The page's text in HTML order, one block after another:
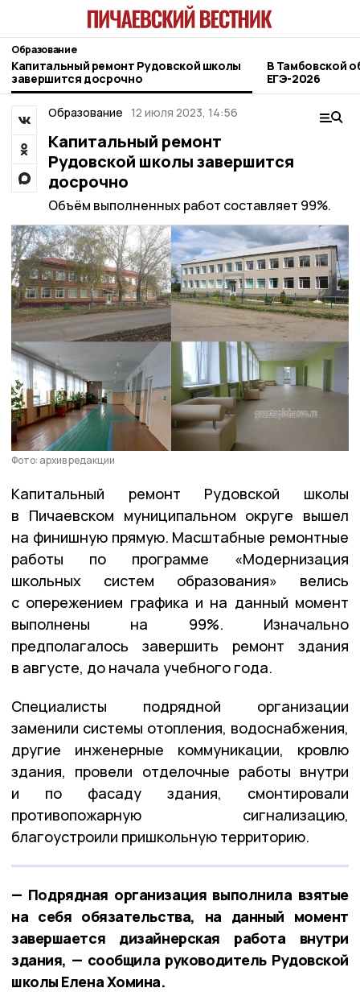
Образование
Капитальный ремонт Рудовской школы
завершится досрочно
В Тамбовской
ЕГЭ-2026
Образование 12 июля 2023, 14:56
Капитальный ремонт
Рудовской школы завершится
досрочно
Объём выполненных работ составляет 99%.
Фото: архив редакции
Капитальный ремонт Рудовской школы
в Пичаевском муниципальном округе вышел
на финишную прямую. Масштабные ремонтные
работы по программе «Модернизация
школьных систем образования» велись
с опережением графика и на данный момент
выполнены на 99%. Изначально
предполагалось завершить ремонт здания
в августе, до начала учебного года.
Специалисты подрядной организации
заменили системы отопления, водоснабжения,
другие инженерные коммуникации, кровлю
здания, провели отделочные работы внутри
и по фасаду здания, смонтировали
противопожарную сигнализацию,
благоустроили пришкольную территорию.
— Подрядная организация выполнила взятые
на себя обязательства, на данный момент
завершается дизайнерская работа внутри
здания, — сообщила руководитель Рудовской
школы Елена Хомина.